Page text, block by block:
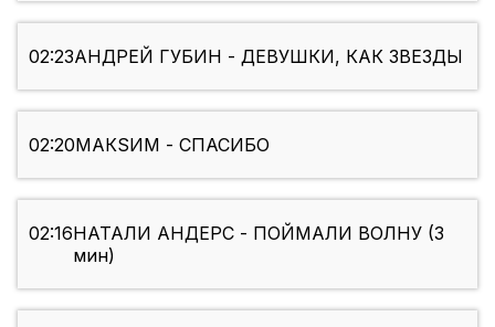
02:23АНДРЕЙ ГУБИН - ДЕВУШКИ, КАК ЗВЕЗДЫ
02:20МАКSИМ - СПАСИБО
02:16НАТАЛИ АНДЕРС - ПОЙМАЛИ ВОЛНУ (3
мин)